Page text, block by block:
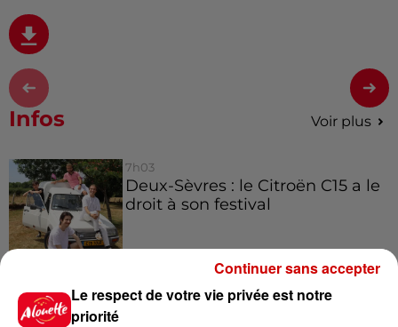
Infos Voir plus
7h03
Deux-Sèvres : le Citroën C15 a le
droit à son festival
Un homme décède après une
Le respect de votre vie privée est notre
priorité
Continuer sans accepter